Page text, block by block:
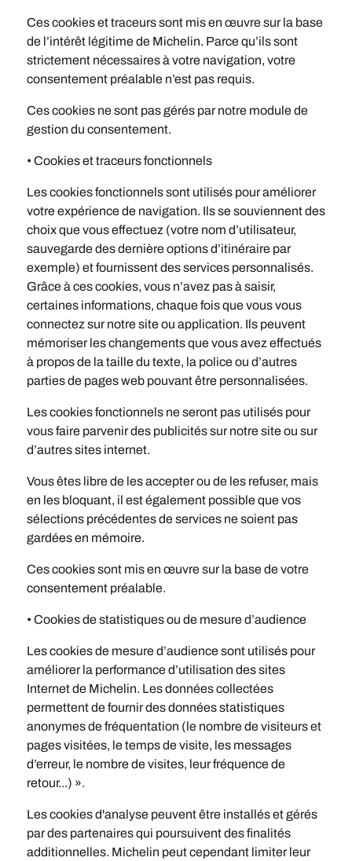
Ces cookies et traceurs sont mis en œuvre sur la base
de l’intérêt légitime de Michelin. Parce qu’ils sont
strictement nécessaires à votre navigation, votre
consentement préalable n’est pas requis.
Ces cookies ne sont pas gérés par notre module de
gestion du consentement.
• Cookies et traceurs fonctionnels
Les cookies fonctionnels sont utilisés pour améliorer
votre expérience de navigation. Ils se souviennent des
choix que vous effectuez (votre nom d’utilisateur,
sauvegarde des dernière options d’itinéraire par
exemple) et fournissent des services personnalisés.
Grâce à ces cookies, vous n’avez pas à saisir,
certaines informations, chaque fois que vous vous
connectez sur notre site ou application. Ils peuvent
mémoriser les changements que vous avez effectués
à propos de la taille du texte, la police ou d’autres
parties de pages web pouvant être personnalisées.
Les cookies fonctionnels ne seront pas utilisés pour
vous faire parvenir des publicités sur notre site ou sur
d’autres sites internet.
Vous êtes libre de les accepter ou de les refuser, mais
en les bloquant, il est également possible que vos
sélections précédentes de services ne soient pas
gardées en mémoire.
Ces cookies sont mis en œuvre sur la base de votre
consentement préalable.
• Cookies de statistiques ou de mesure d’audience
Les cookies de mesure d’audience sont utilisés pour
améliorer la performance d’utilisation des sites
Internet de Michelin. Les données collectées
permettent de fournir des données statistiques
anonymes de fréquentation (le nombre de visiteurs et
pages visitées, le temps de visite, les messages
d’erreur, le nombre de visites, leur fréquence de
retour...) ».
Les cookies d'analyse peuvent être installés et gérés
par des partenaires qui poursuivent des finalités
additionnelles. Michelin peut cependant limiter leur